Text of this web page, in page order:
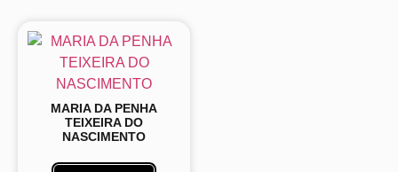
MARIA DA PENHA
TEIXEIRA DO
NASCIMENTO